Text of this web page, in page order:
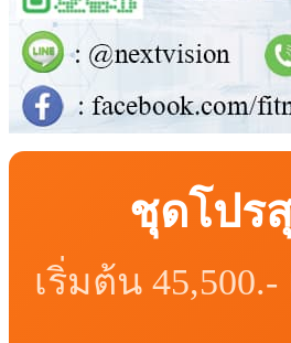
ชุดโปร
เริ่มต้น